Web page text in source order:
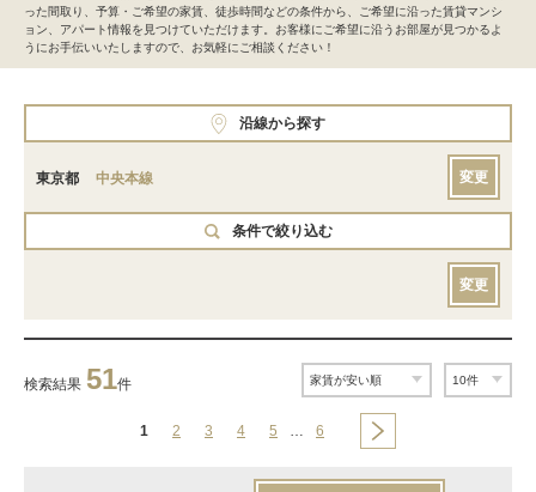
った間取り、予算・ご希望の家賃、徒歩時間などの条件から、ご希望に沿った賃貸マンシ
ョン、アパート情報を見つけていただけます。お客様にご希望に沿うお部屋が見つかるよ
うにお手伝いいたしますので、お気軽にご相談ください！
沿線から探す
東京都 中央本線 変更
条件で絞り込む
変更
検索結果 51件
1 2 3 4 5 … 6